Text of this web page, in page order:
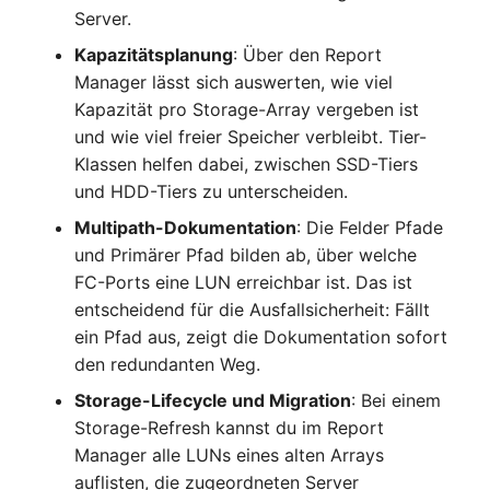
Release Notes 1.19
Release Notes 1.18
Release Notes 1.17
Release Notes 1.16
Release Notes 1.14
Release Notes 1.13
Release Notes 1.12
Release Notes 1.11
Changelog 21
Changelog 20
Changelogs 1.19.x
Changelogs 1.18.x
Changelogs 1.17.x
Changelogs 1.16.x
Changelogs 1.15.x
Changelogs 1.14.x
API-Beispiele
Eintrag erstellen
Einträge lesen
Eintrag aktualisieren
FC-Switch
Flugzeug
Gebäude
Kabeltrasse
Klimaanlage
Client
Konverter
IP Address Management
Kabel-Patches und -wege
Komplexe Reports
Prod→Test Datenbank-
Synchronisation
Standort-basierte
Benutzerrechte
Standorte
Switch Stacking
Maintenance
Nagios
OCS Inventory NG
Replacement
Rights Documentation
SHD Connect
URL-Router
Report Views
Signal-Slot System
DIY Daten-Import
programmieren
Server.
Kapazitätsplanung: Über den Report
Manager lässt sich auswerten, wie viel
Kapazität pro Storage-Array vergeben ist
und wie viel freier Speicher verbleibt. Tier-
Klassen helfen dabei, zwischen SSD-Tiers
und HDD-Tiers zu unterscheiden.
Multipath-Dokumentation: Die Felder Pfade
und Primärer Pfad bilden ab, über welche
FC-Ports eine LUN erreichbar ist. Das ist
entscheidend für die Ausfallsicherheit: Fällt
ein Pfad aus, zeigt die Dokumentation sofort
den redundanten Weg.
Storage-Lifecycle und Migration: Bei einem
Storage-Refresh kannst du im Report
Manager alle LUNs eines alten Arrays
auflisten, die zugeordneten Server